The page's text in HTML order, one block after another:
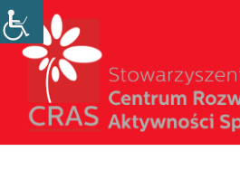
CRAS
Projekty
Kontakt